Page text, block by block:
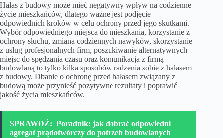
Hałas z budowy może mieć negatywny wpływ na codzienne
życie mieszkańców, dlatego ważne jest podjęcie
odpowiednich kroków w celu ochrony przed jego skutkami.
Wybór odpowiedniego miejsca do mieszkania, korzystanie z
ochrony słuchu, zmiana codziennych nawyków, skorzystanie
z usług profesjonalnych firm, poszukiwanie alternatywnych
miejsc do spędzania czasu oraz komunikacja z firmą
budowlaną to tylko kilka sposobów radzenia sobie z hałasem
z budowy. Dbanie o ochronę przed hałasem związany z
budową może przynieść pozytywne rezultaty i poprawić
jakość życia mieszkańców.
SPRAWDŹ: Poradnik: jak dobrać odpowiedni
agregat prądotwórczy do potrzeb budowlanych